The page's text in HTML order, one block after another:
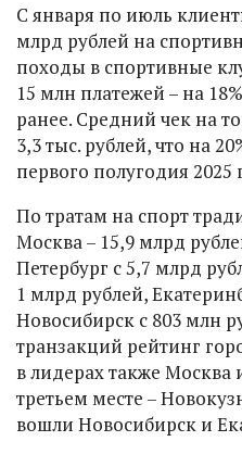
С января по июль
млрд рублей на
походы в спортивные
15 млн платежей – на
ранее. Средний чек на
3,3 тыс. рублей, что на
первого полугодия 2025
По тратам на спорт
Москва – 15,9 млрд
Петербург с 5,7 млрд
1 млрд рублей,
Новосибирск с 803 млн
транзакций рейтинг
в лидерах также Москва
третьем месте –
вошли Новосибирск и